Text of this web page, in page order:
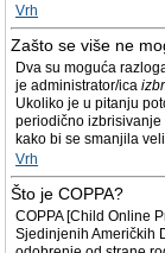
Vrh
Zašto se više ne
Dva su moguća
je administrator/ica
Ukoliko je u pitanju
periodično izbrisivanje
kako bi se smanjila
Vrh
Što je COPPA?
COPPA [Child Online
Sjedinjenih Američkih